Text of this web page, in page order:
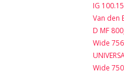
IG
Van den
D MF
Wide
Wide